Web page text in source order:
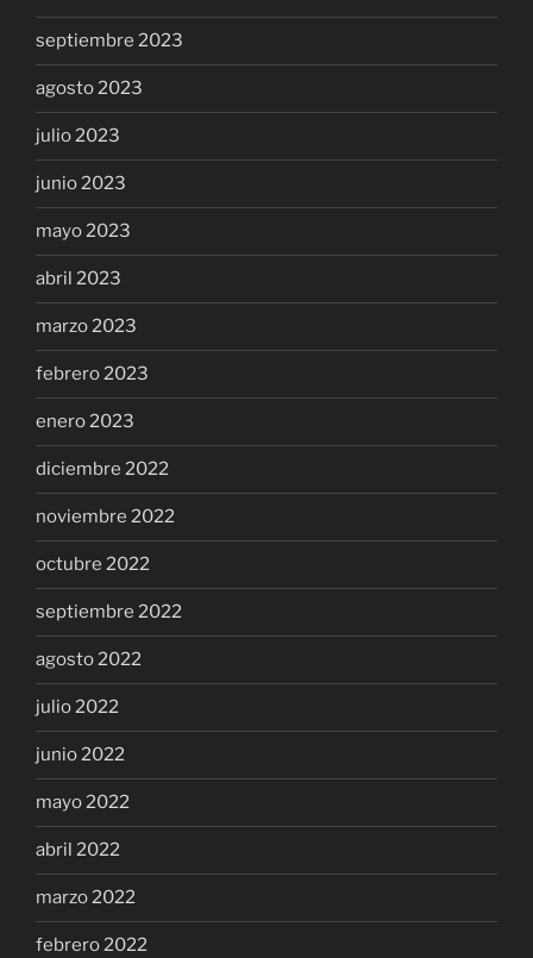
septiembre 2023
agosto 2023
julio 2023
junio 2023
mayo 2023
abril 2023
marzo 2023
febrero 2023
enero 2023
diciembre 2022
noviembre 2022
octubre 2022
septiembre 2022
agosto 2022
julio 2022
junio 2022
mayo 2022
abril 2022
marzo 2022
febrero 2022